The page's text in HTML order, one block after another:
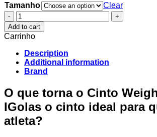
Tamanho
Clear
Cinto
Weightlifting
IGolas
-
Green
V2
quantity
Add to cart
Carrinho
Description
Additional information
Brand
O que torna o Cinto
IGolas o cinto ideal para
atleta?